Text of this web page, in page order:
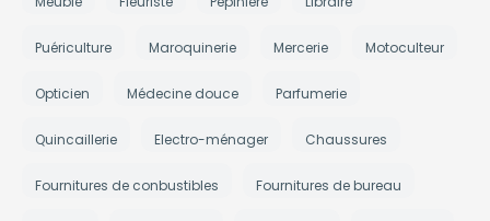
Puériculture Maroquinerie Mercerie Motoculteur
Opticien Médecine douce Parfumerie
Quincaillerie Electro-ménager Chaussures
Fournitures de conbustibles Fournitures de bureau